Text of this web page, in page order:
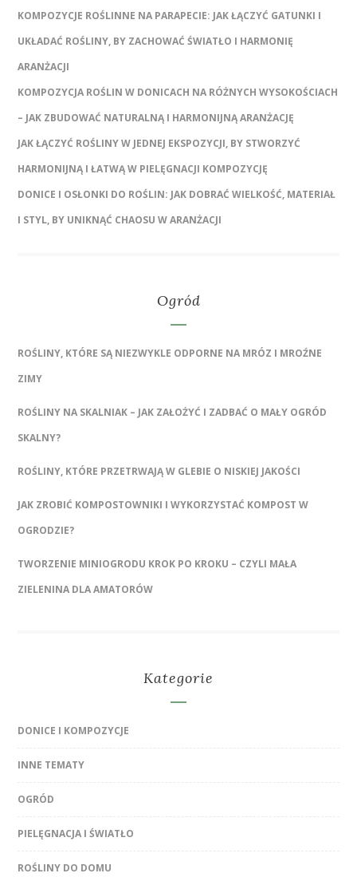
KOMPOZYCJE ROŚLINNE NA PARAPECIE: JAK ŁĄCZYĆ GATUNKI I
UKŁADAĆ ROŚLINY, BY ZACHOWAĆ ŚWIATŁO I HARMONIĘ
ARANŻACJI
KOMPOZYCJA ROŚLIN W DONICACH NA RÓŻNYCH WYSOKOŚCIACH
– JAK ZBUDOWAĆ NATURALNĄ I HARMONIJNĄ ARANŻACJĘ
JAK ŁĄCZYĆ ROŚLINY W JEDNEJ EKSPOZYCJI, BY STWORZYĆ
HARMONIJNĄ I ŁATWĄ W PIELĘGNACJI KOMPOZYCJĘ
DONICE I OSŁONKI DO ROŚLIN: JAK DOBRAĆ WIELKOŚĆ, MATERIAŁ
I STYL, BY UNIKNĄĆ CHAOSU W ARANŻACJI
Ogród
ROŚLINY, KTÓRE SĄ NIEZWYKLE ODPORNE NA MRÓZ I MROŹNE
ZIMY
ROŚLINY NA SKALNIAK – JAK ZAŁOŻYĆ I ZADBAĆ O MAŁY OGRÓD
SKALNY?
ROŚLINY, KTÓRE PRZETRWAJĄ W GLEBIE O NISKIEJ JAKOŚCI
JAK ZROBIĆ KOMPOSTOWNIKI I WYKORZYSTAĆ KOMPOST W
OGRODZIE?
TWORZENIE MINIOGRODU KROK PO KROKU – CZYLI MAŁA
ZIELENINA DLA AMATORÓW
Kategorie
DONICE I KOMPOZYCJE
INNE TEMATY
OGRÓD
PIELĘGNACJA I ŚWIATŁO
ROŚLINY DO DOMU